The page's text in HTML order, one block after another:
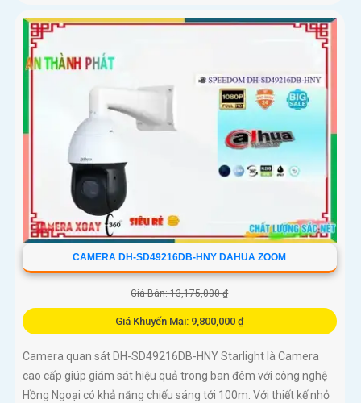
CAMERA DH-SD49216DB-HNY DAHUA ZOOM
Giá Bán: 13,175,000 ₫
Giá Khuyến Mại: 9,800,000 ₫
Camera quan sát DH-SD49216DB-HNY Starlight là Camera
cao cấp giúp giám sát hiệu quả trong ban đêm với công nghệ
Hồng Ngoại có khả năng chiếu sáng tới 100m. Với thiết kế nhỏ